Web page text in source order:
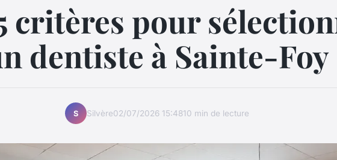
critères pour
dentiste à Sainte-Foy
S Silvère02/07/2026 15:4810 min de lecture